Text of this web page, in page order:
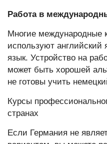
Работа в
Многие международные
используют английский
язык. Устройство на
может быть хорошей
не готовы учить
Курсы
странах
Если Германия не